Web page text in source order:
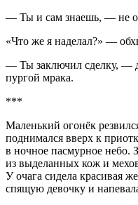
— Ты и сам знаешь, — не
«Что же я наделал?» —
— Ты заключил сделку, —
пургой мрака.
***
Маленький огонёк
поднимался вверх к
в ночное пасмурное небо.
из выделанных кож и
У очага сидела красивая
спящую девочку и